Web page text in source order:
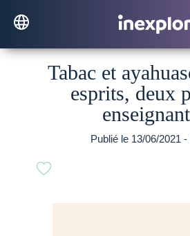
Tabac et
esprits, deux
Publié le 13/06/2021 -